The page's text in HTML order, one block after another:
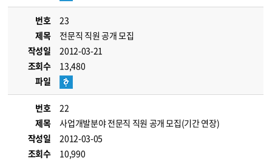
번호
23
제목
전문직 직원 공개 모집
작성일
2012-03-21
조회수
13,480
파일
번호
22
제목
사업개발분야 전문직 직원 공개 모집(기간 연장)
작성일
2012-03-05
조회수
10,990